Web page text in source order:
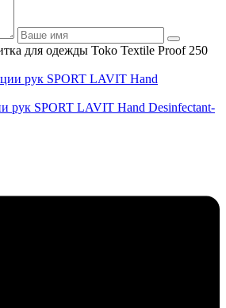
для одежды Toko Textile Proof 250
рук SPORT LAVIT Hand Desinfectant-